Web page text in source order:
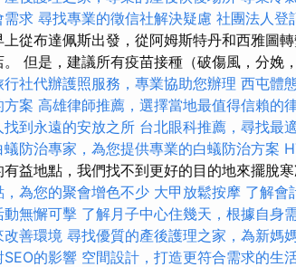
需求 尋找專業的徵信社解決疑慮 社團法人登
上從布達佩斯出發，從阿姆斯特丹和西雅圖
。 但是，建議所有疫苗接種（破傷風，分娩
行社代辦護照服務，專業協助您辦理 西屯體
方案 高雄律師推薦，選擇當地最值得信賴的
找到永遠的安放之所 台北眼科推薦，尋找最
蟻防治專家，為您提供專業的白蟻防治方案
有益地點，我們找不到更好的目的地來擺脫
，為您的聚會增色不少 大甲放鬆按摩 了解會
動無懈可擊 了解月子中心住幾天，根據自身
改善環境 尋找優質的產後護理之家，為新媽
SEO的影響 空間設計，打造更符合需求的生